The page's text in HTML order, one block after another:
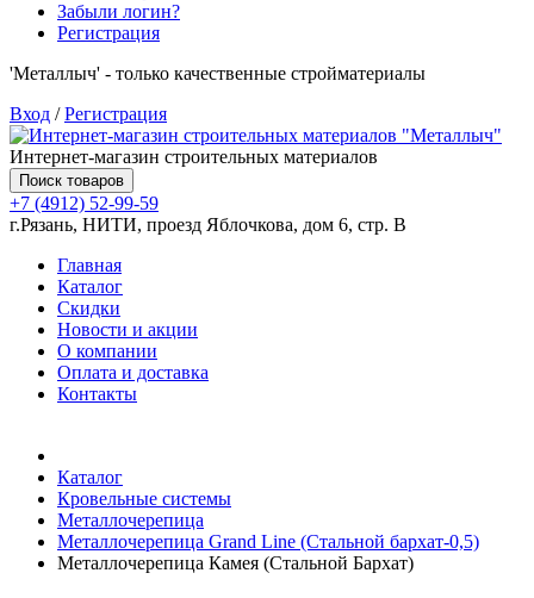
Забыли логин?
Регистрация
'Металлыч' - только качественные стройматериалы
Вход /Регистрация
Интернет-магазин строительных материалов
Поиск товаров
+7 (4912) 52-99-59
г.Рязань, НИТИ, проезд Яблочкова, дом 6, стр. В
Главная
Каталог
Скидки
Новости и акции
О компании
Оплата и доставка
Контакты
Каталог
Кровельные системы
Металлочерепица
Металлочерепица Grand Line (Стальной бархат-0,5)
Металлочерепица Камея (Стальной Бархат)